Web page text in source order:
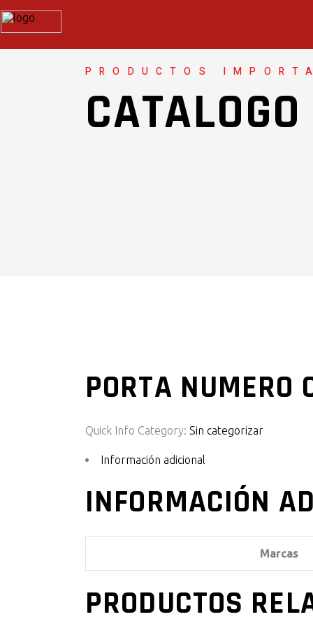
PRODUCTOS
CATALOGO
PORTA NUMERO
Quick Info Category: Sin categorizar
Información adicional
INFORMACIÓN
Marcas
PRODUCTOS